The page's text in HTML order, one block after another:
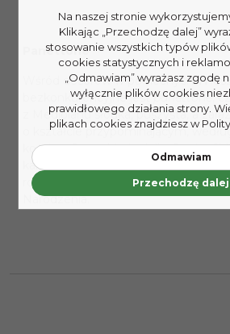
Panettone
Wśród deserów w północnych
bezkonkurencyjne jestpanettone,
z Mediolanu słodka, puszysta, a
o kształcie przypominającym,
kościoła Santa Maria delle Grazie.
kandyzowanej skórki pomarańczy i
rodzynek. To prawdziwy symbol
Narodzenia.
Na naszej stronie
Klikając „Przechodzę dalej”
stosowanie wszystkich typów
cookies statystycznych i
„Odmawiam” wyrażasz zgodę
wyłącznie plików cookies
prawidłowego działania strony.
plikach cookies znajdziesz w
Odmawiam
Przechodzę dalej